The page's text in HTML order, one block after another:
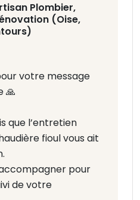
Plombier,
(Oise,
votre message
🙏
que l’entretien
fioul vous ait
pour
de votre